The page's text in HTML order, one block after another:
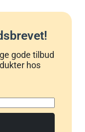
gode tilbud
hos